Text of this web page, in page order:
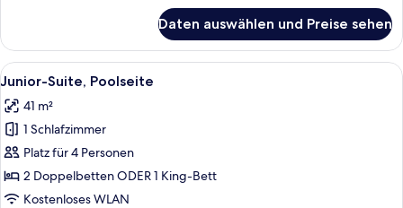
Suite,
Meerseite
Daten auswählen und Preise sehen
Alle
Fotos
für
Junior-
Suite,
Poolseite
anzeigen
Ein modernes Hotelzimmer mit
5
Junior-Suite, Poolseite
41 m²
1 Schlafzimmer
Platz für 4 Personen
2 Doppelbetten ODER 1 King-Bett
Kostenloses WLAN